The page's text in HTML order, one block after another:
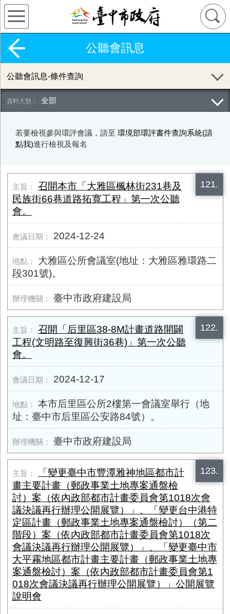
公聽會訊息
公聽會訊息-條件查詢
全部
若要檢視參與環評會議，請至 環境部環評書件查詢系統(請
點我)進行檢視及報名
121.
召開本市「大雅區楓林街​231巷及
民族街66巷道路拓寬工程」第一次公聽
會。
2024-12-24
大雅區公所會議室(地址：大雅區雅環路二
段​301號)。
臺中市政府建設局
122.
召開「后里區38-8M計畫道路開闢
工程(文明路至復興街36巷)」第一次公聽
會。
2024-12-17
本市后里區公所2樓第一會議室舉行（地
址：臺中市后里區公安路84號）。
臺中市政府建設局
123.
「變更臺中市豐潭雅神地區都市計
畫主要計畫（郵政事業土地專案通盤檢
討）案（依內政部都市計畫委員會第​1018次會
議決議再行辦理公開展覽）」、「變更台中港特
定區計畫（郵政事業土地專案通盤檢討）（第二
階段）案（依內政部都市計畫委員會第​1018次
會議決議再行辦理公開展覽）」、「變更臺中市
大平霧地區都市計畫主要計畫（郵政事業土地專
案通盤檢討）案（依內政部都市計畫委員會第​1
018次會議決議再行辦理公開展覽）」公開展覽
說明會